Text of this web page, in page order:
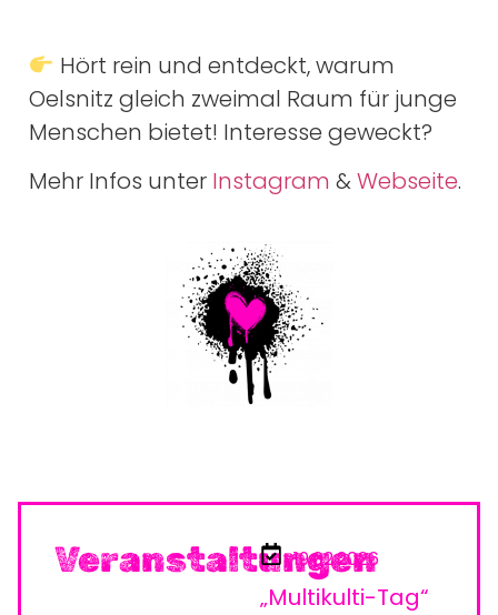
Hört rein und entdeckt, warum
Oelsnitz gleich zweimal Raum für junge
Menschen bietet! Interesse geweckt?
Mehr Infos unter Instagram &Webseite.
Veranstaltungen
19.02.2026
„Multikulti-Tag“